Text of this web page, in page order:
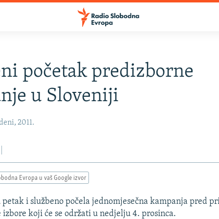
početak predizborne
u Sloveniji
2011.
Evropa u vaš Google izvor
petak i službeno počela jednomjesečna kampanja pred
koji će se održati u nedjelju 4. prosinca.